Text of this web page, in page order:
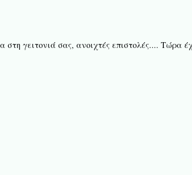
στη γειτονιά σας, ανοιχτές επιστολές.... Τώρα